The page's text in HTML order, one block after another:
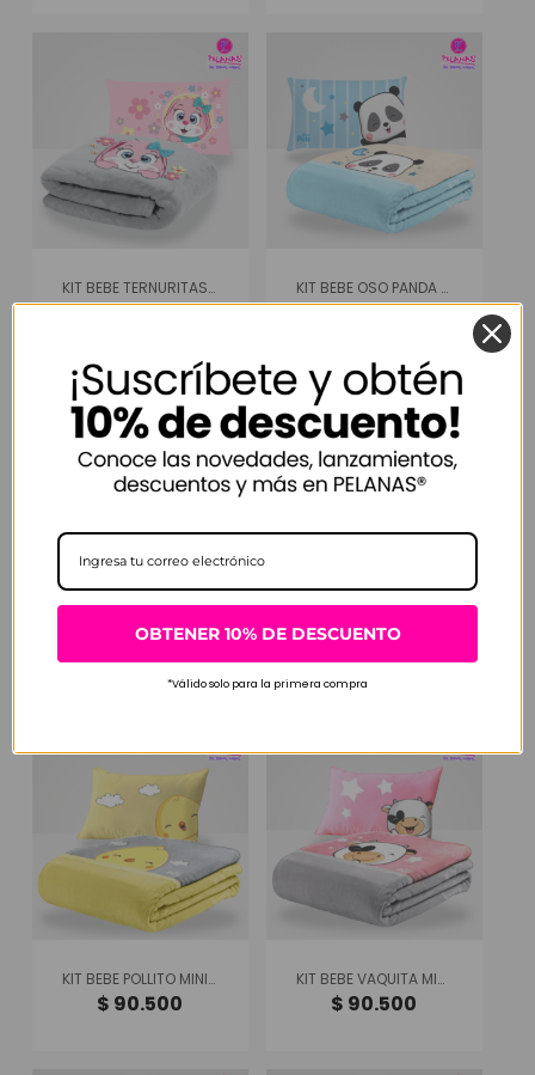
KIT BEBE TERNURITAS CONEJITA
$90.500
KIT BEBE OSO PANDA MINI PETS
$90.500
KIT BEBE CERDITO MINI PETS
$90.500 $90.500
KIT BEBE POLLITO MINI PETS
$ 90.500
KIT BEBE VAQUITA MINI PETS
$ 90.500
OBTENER 10% DE DESCUENTO
*Válido solo para la primera compra